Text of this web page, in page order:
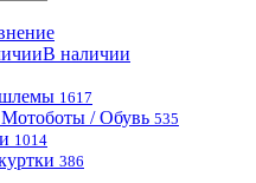
В наличии
1617
Мотоботы / Обувь 535
1014
386